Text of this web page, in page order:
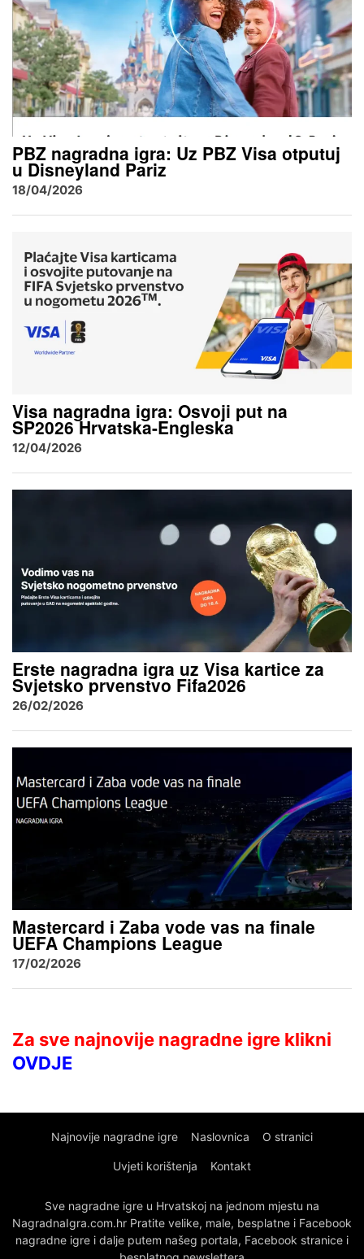
PBZ nagradna igra: Uz PBZ Visa otputuj
u Disneyland Pariz
18/04/2026
Visa nagradna igra: Osvoji put na
SP2026 Hrvatska-Engleska
12/04/2026
Erste nagradna igra uz Visa kartice za
Svjetsko prvenstvo Fifa2026
26/02/2026
Mastercard i Zaba vode vas na finale
UEFA Champions League
17/02/2026
Za sve najnovije nagradne igre klikni
OVDJE
Najnovije nagradne igre Naslovnica O stranici
Uvjeti korištenja Kontakt
Sve nagradne igre u Hrvatskoj na jednom mjestu na
NagradnaIgra.com.hr Pratite velike, male, besplatne i Facebook
nagradne igre i dalje putem našeg portala, Facebook stranice i